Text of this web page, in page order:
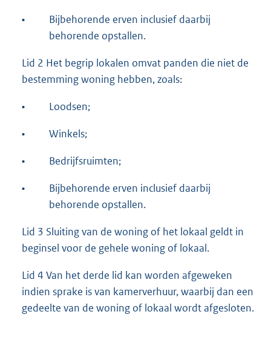
•
Bijbehorende erven inclusief daarbij
behorende opstallen.
Lid 2 Het begrip lokalen omvat panden die niet de
bestemming woning hebben, zoals:
• Loodsen;
• Winkels;
• Bedrijfsruimten;
•
Bijbehorende erven inclusief daarbij
behorende opstallen.
Lid 3 Sluiting van de woning of het lokaal geldt in
beginsel voor de gehele woning of lokaal.
Lid 4 Van het derde lid kan worden afgeweken
indien sprake is van kamerverhuur, waarbij dan een
gedeelte van de woning of lokaal wordt afgesloten.